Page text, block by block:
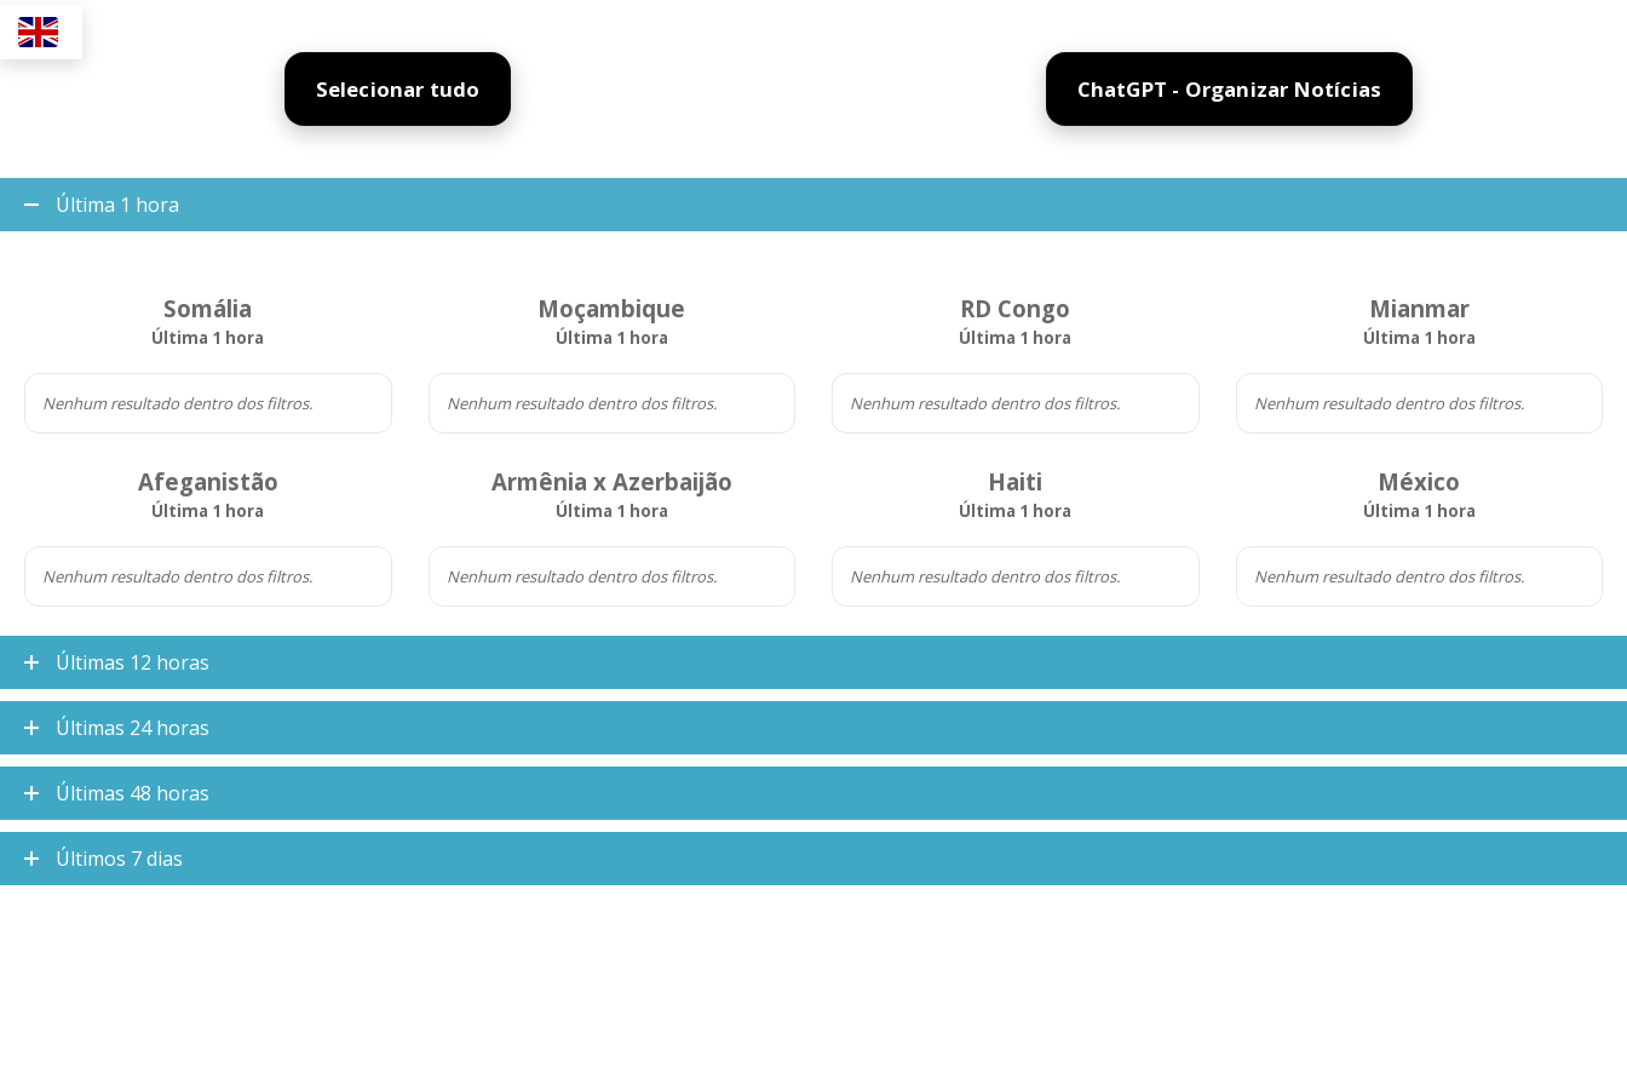
Selecionar tudo ChatGPT - Organizar Notícias
Última 1 hora
Somália
Última 1 hora
Nenhum resultado dentro dos filtros.
Moçambique
Última 1 hora
Nenhum resultado dentro dos filtros.
RD Congo
Última 1 hora
Nenhum resultado dentro dos filtros.
Mianmar
Última 1 hora
Nenhum resultado dentro dos filtros.
Afeganistão
Última 1 hora
Nenhum resultado dentro dos filtros.
Armênia x Azerbaijão
Última 1 hora
Nenhum resultado dentro dos filtros.
Haiti
Última 1 hora
Nenhum resultado dentro dos filtros.
México
Última 1 hora
Nenhum resultado dentro dos filtros.
Últimas 12 horas
Últimas 24 horas
Últimas 48 horas
Últimos 7 dias